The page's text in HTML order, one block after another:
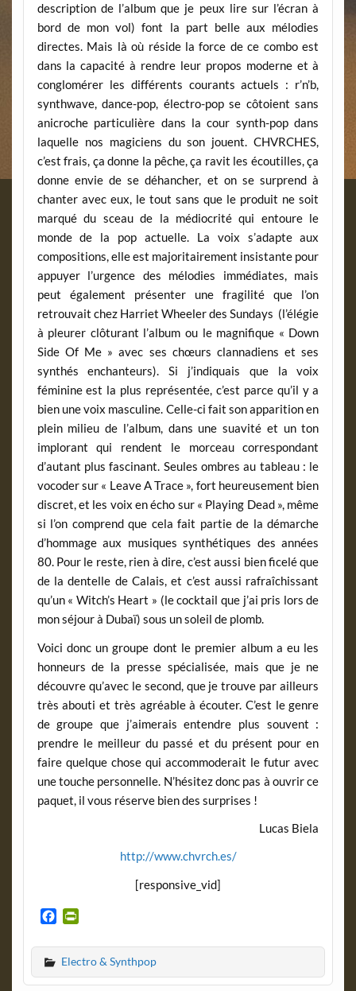
description de l’album que je peux lire sur l’écran à
bord de mon vol) font la part belle aux mélodies
directes. Mais là où réside la force de ce combo est
dans la capacité à rendre leur propos moderne et à
conglomérer les différents courants actuels : r’n’b,
synthwave, dance-pop, électro-pop se côtoient sans
anicroche particulière dans la cour synth-pop dans
laquelle nos magiciens du son jouent. CHVRCHES,
c’est frais, ça donne la pêche, ça ravit les écoutilles, ça
donne envie de se déhancher, et on se surprend à
chanter avec eux, le tout sans que le produit ne soit
marqué du sceau de la médiocrité qui entoure le
monde de la pop actuelle. La voix s’adapte aux
compositions, elle est majoritairement insistante pour
appuyer l’urgence des mélodies immédiates, mais
peut également présenter une fragilité que l’on
retrouvait chez Harriet Wheeler des Sundays (l’élégie
à pleurer clôturant l’album ou le magnifique « Down
Side Of Me » avec ses chœurs clannadiens et ses
synthés enchanteurs). Si j’indiquais que la voix
féminine est la plus représentée, c’est parce qu’il y a
bien une voix masculine. Celle-ci fait son apparition en
plein milieu de l’album, dans une suavité et un ton
implorant qui rendent le morceau correspondant
d’autant plus fascinant. Seules ombres au tableau : le
vocoder sur « Leave A Trace », fort heureusement bien
discret, et les voix en écho sur « Playing Dead », même
si l’on comprend que cela fait partie de la démarche
d’hommage aux musiques synthétiques des années
80. Pour le reste, rien à dire, c’est aussi bien ficelé que
de la dentelle de Calais, et c’est aussi rafraîchissant
qu’un « Witch’s Heart » (le cocktail que j’ai pris lors de
mon séjour à Dubaï) sous un soleil de plomb.
Voici donc un groupe dont le premier album a eu les
honneurs de la presse spécialisée, mais que je ne
découvre qu’avec le second, que je trouve par ailleurs
très abouti et très agréable à écouter. C’est le genre
de groupe que j’aimerais entendre plus souvent :
prendre le meilleur du passé et du présent pour en
faire quelque chose qui accommoderait le futur avec
une touche personnelle. N’hésitez donc pas à ouvrir ce
paquet, il vous réserve bien des surprises !
Lucas Biela
http://www.chvrch.es/
[responsive_vid]
c
e
b
i
n
t
Electro & Synthpop